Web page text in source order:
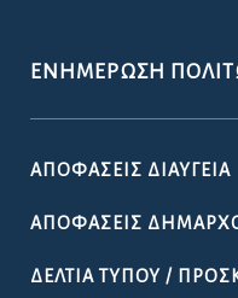
ΕΝΗΜΈΡΩΣΗ
ΑΠΟΦΆΣΕΙΣ ΔΙΑΎΓΕΙΑ
ΑΠΟΦΆΣΕΙΣ
ΔΕΛΤΊΑ ΤΎΠΟΥ /